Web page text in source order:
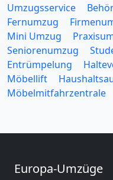
Umzugsservice
Fernumzug
Mini Umzug
Seniorenumzug
Entrümpelung
Möbellift
Möbelmitfahrzentrale
Europa-Umzüge